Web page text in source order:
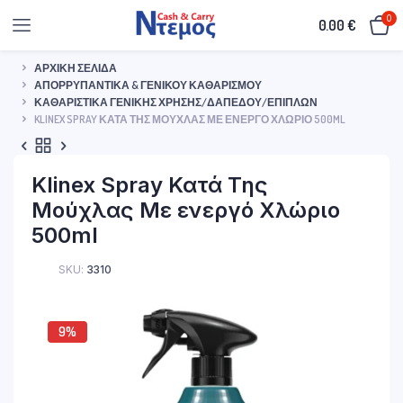
0.00€ 0
ΑΡΧΙΚΉ ΣΕΛΊΔΑ
ΑΠΟΡΡΥΠΑΝΤΙΚΆ & ΓΕΝΙΚΟΎ ΚΑΘΑΡΙΣΜΟΎ
ΚΑΘΑΡΙΣΤΙΚΆ ΓΕΝΙΚΉΣ ΧΡΉΣΗΣ/ΔΑΠΈΔΟΥ/ΕΠΊΠΛΩΝ
KLINEX SPRAY ΚΑΤΆ ΤΗΣ ΜΟΎΧΛΑΣ ΜΕ ΕΝΕΡΓΌ ΧΛΏΡΙΟ 500ML
Klinex Spray Κατά Της
Μούχλας Με ενεργό Χλώριο
500ml
SKU: 3310
9%